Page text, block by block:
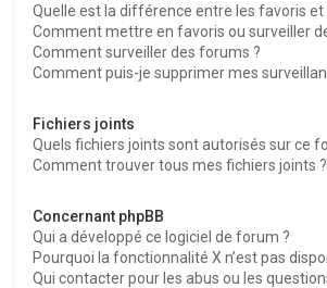
Quelle est la différence entre les favoris et
Comment mettre en favoris ou surveiller
Comment surveiller des forums ?
Comment puis-je supprimer mes
Fichiers joints
Quels fichiers joints sont autorisés sur ce
Comment trouver tous mes fichiers joints ?
Concernant phpBB
Qui a développé ce logiciel de forum ?
Pourquoi la fonctionnalité X n’est pas
Qui contacter pour les abus ou les